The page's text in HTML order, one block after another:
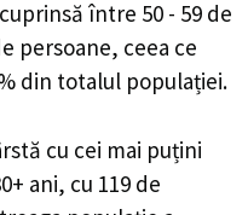
între 50 - 59 de
persoane, ceea ce
din totalul populației.
cu cei mai puțini
ani, cu 119 de